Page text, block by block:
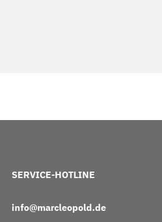
SERVICE-HOTLINE
info@marcleopold.de